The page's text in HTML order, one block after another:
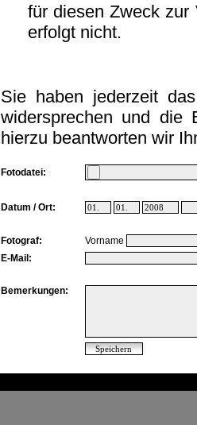
für diesen Zweck zur
erfolgt nicht.
Sie haben jederzeit
widersprechen und die
hierzu beantworten wir
Fotodatei:
Datum / Ort:
Fotograf:
Vorname
E-Mail:
Bemerkungen: